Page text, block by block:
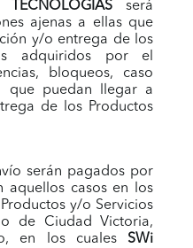
TECNOLOGÍASserá
ajenas a ellas que
y/o entrega de los
adquiridos por el
bloqueos, caso
que puedan llegar a
de los Productos
serán pagados por
aquellos casos en los
y/o Servicios
de Ciudad Victoria,
en los cuales SWi